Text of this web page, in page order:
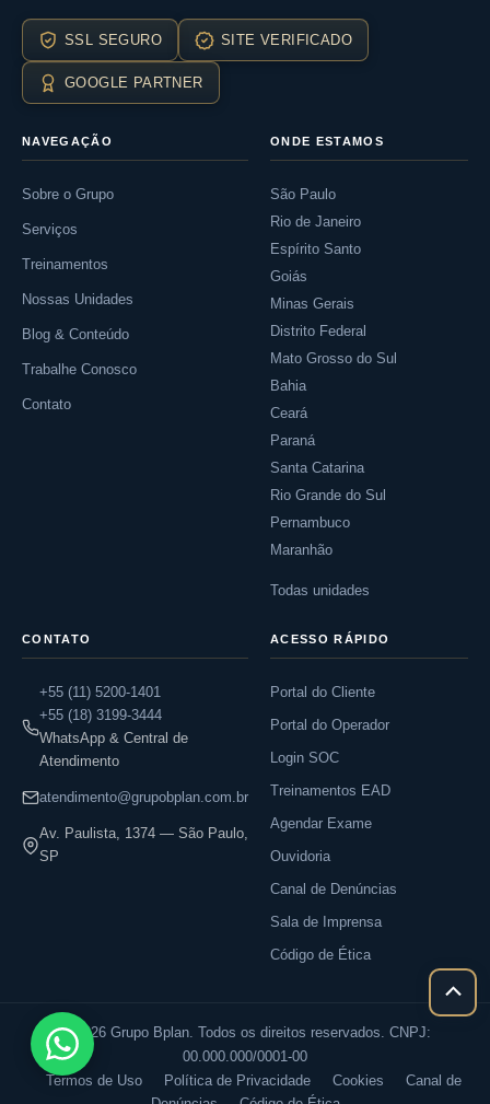
SSL SEGURO SITE VERIFICADO
GOOGLE PARTNER
NAVEGAÇÃO
Sobre o Grupo
Serviços
Treinamentos
Nossas Unidades
Blog & Conteúdo
Trabalhe Conosco
Contato
ONDE ESTAMOS
São Paulo
Rio de Janeiro
Espírito Santo
Goiás
Minas Gerais
Distrito Federal
Mato Grosso do Sul
Bahia
Ceará
Paraná
Santa Catarina
Rio Grande do Sul
Pernambuco
Maranhão
Todas unidades
CONTATO
+55 (11) 5200-1401
+55 (18) 3199-3444
WhatsApp & Central de
Atendimento
atendimento@grupobplan.com.br
Av. Paulista, 1374 — São Paulo,
SP
ACESSO RÁPIDO
Portal do Cliente
Portal do Operador
Login SOC
Treinamentos EAD
Agendar Exame
Ouvidoria
Canal de Denúncias
Sala de Imprensa
Código de Ética
© 2026 Grupo Bplan. Todos os direitos reservados. CNPJ:
00.000.000/0001-00
Termos de Uso
Política de Privacidade Cookies
Canal de
Rolar
para